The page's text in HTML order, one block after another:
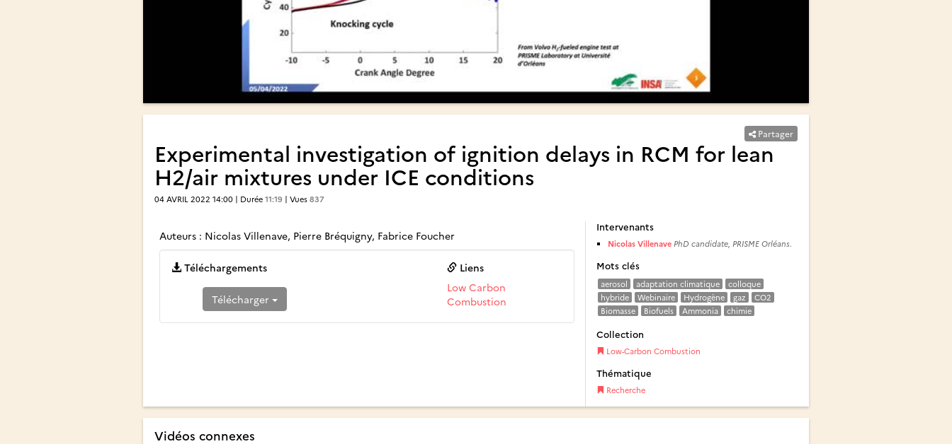
Partager
Experimental investigation of ignition delays in RCM for lean
H2/air mixtures under ICE conditions
04 AVRIL 2022 14:00 | Durée 11:19 | Vues 837
Auteurs : Nicolas Villenave, Pierre Bréquigny, Fabrice Foucher
Téléchargements
Télécharger
Liens
Low Carbon
Combustion
Intervenants
Nicolas Villenave PhD candidate, PRISME Orléans.
Mots clés
aerosol adaptation climatique
colloque
hybride
Webinaire Hydrogène gaz
CO2
Biomasse
Biofuels Ammonia chimie
Collection
Low-Carbon Combustion
Thématique
Recherche
Vidéos connexes